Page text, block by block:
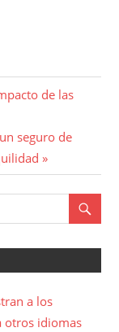
de las
seguro de
a los
otros idiomas